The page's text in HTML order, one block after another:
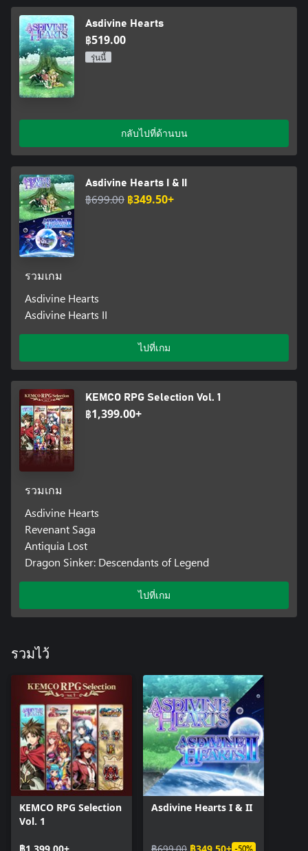
Asdivine Hearts
฿519.00
รุ่นนี้
กลับไปที่ด้านบน
Asdivine Hearts I & II
฿699.00 ฿349.50+
รวมเกม
Asdivine Hearts
Asdivine Hearts II
ไปที่เกม
KEMCO RPG Selection Vol. 1
฿1,399.00+
รวมเกม
Asdivine Hearts
Revenant Saga
Antiquia Lost
Dragon Sinker: Descendants of Legend
ไปที่เกม
รวมไว้
KEMCO RPG Selection
Vol. 1
Asdivine Hearts I & II
-50%